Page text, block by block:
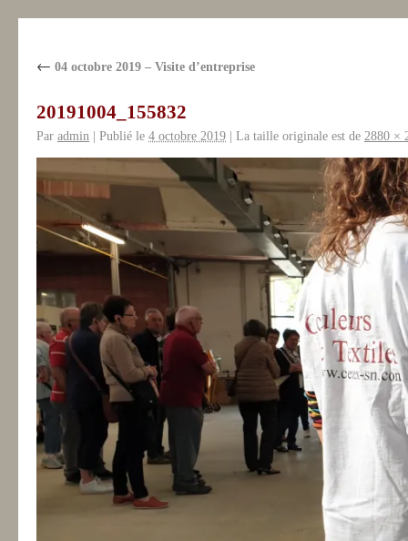
← 04 octobre 2019 – Visite d’entreprise
20191004_155832
Par admin | Publié le 4 octobre 2019 | La taille originale est de 2880 ×